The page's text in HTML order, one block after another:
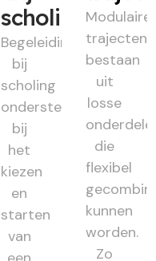
scholing
Begeleiding
bij
scholing
ondersteunt
bij
het
kiezen
en
starten
van
Modulaire
trajecten
bestaan
uit
losse
die
flexibel
kunnen
worden.
Zo